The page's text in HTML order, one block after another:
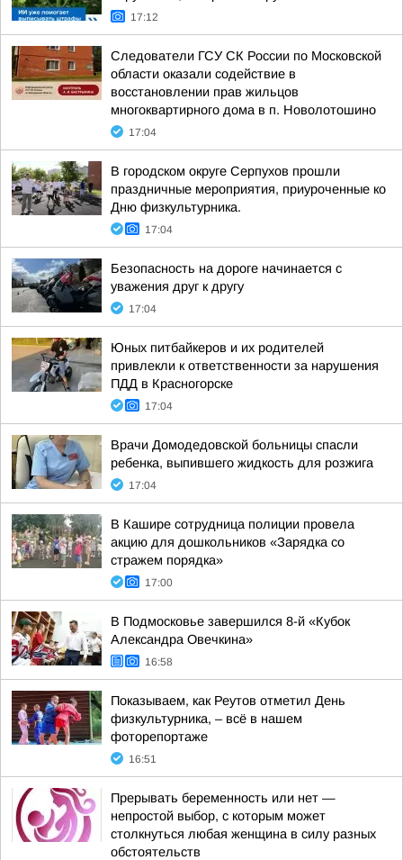
17:12
Следователи ГСУ СК России по Московской
области оказали содействие в
восстановлении прав жильцов
многоквартирного дома в п. Новолотошино
17:04
В городском округе Серпухов прошли
праздничные мероприятия, приуроченные ко
Дню физкультурника.
17:04
Безопасность на дороге начинается с
уважения друг к другу
17:04
Юных питбайкеров и их родителей
привлекли к ответственности за нарушения
ПДД в Красногорске
17:04
Врачи Домодедовской больницы спасли
ребенка, выпившего жидкость для розжига
17:04
В Кашире сотрудница полиции провела
акцию для дошкольников «Зарядка со
стражем порядка»
17:00
В Подмосковье завершился 8-й «Кубок
Александра Овечкина»
16:58
Показываем, как Реутов отметил День
физкультурника, – всё в нашем
фоторепортаже
16:51
Прерывать беременность или нет —
непростой выбор, с которым может
столкнуться любая женщина в силу разных
обстоятельств